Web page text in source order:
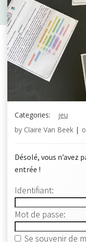
Categories:
jeu
by Claire Van Beek |
Désolé, vous n’avez
entrée !
Identifiant:
Mot de passe:
Se souvenir de